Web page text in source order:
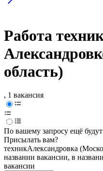
Работа
область)
, 1 вакансия
По вашему запросу ещё
Присылать вам?
техникАлександровка
названии вакансии, в
вакансии